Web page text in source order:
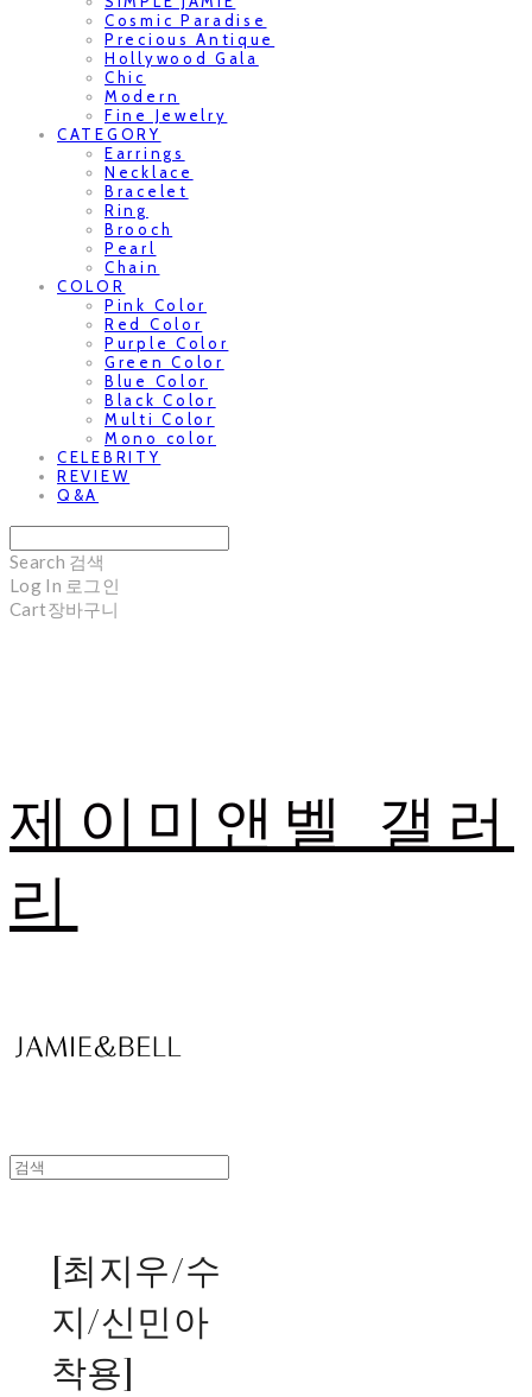
Cosmic Paradise
Precious Antique
Hollywood Gala
Chic
Modern
Fine Jewelry
CATEGORY
Earrings
Necklace
Bracelet
Ring
Brooch
Pearl
Chain
COLOR
Pink Color
Red Color
Purple Color
Green Color
Blue Color
Black Color
Multi Color
Mono color
CELEBRITY
REVIEW
Q&A
Search 검색
Log In 로그인
Cart장바구니
제이미앤벨 갤러
리
[최지우/수
지/신민아
착용]